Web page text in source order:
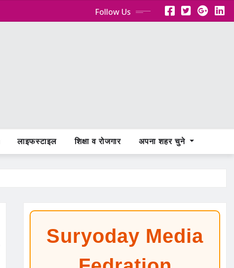
Follow Us
लाइफस्टाइल शिक्षा व रोजगार अपना शहर चुने
Suryoday Media